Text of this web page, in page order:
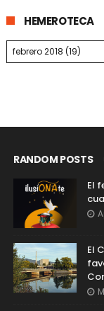
HEMEROTECA
RANDOM POSTS
El
El